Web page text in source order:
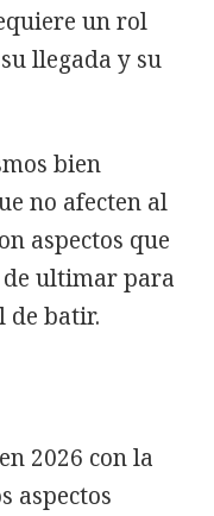
un rol
llegada y su
bien
no afecten al
aspectos que
ultimar para
de batir.
2026 con la
aspectos